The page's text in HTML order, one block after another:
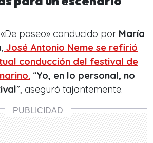
paseo» conducido por María
, José Antonio Neme se refirió
conducción del festival de
“Yo, en lo personal, no
”, aseguró tajantemente.